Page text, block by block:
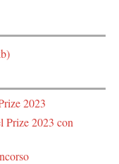
2023
Prize 2023 con